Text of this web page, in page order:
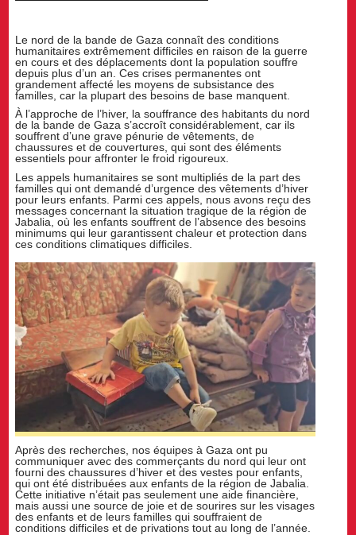
Le nord de la bande de Gaza connaît des conditions
humanitaires extrêmement difficiles en raison de la guerre
en cours et des déplacements dont la population souffre
depuis plus d’un an. Ces crises permanentes ont
grandement affecté les moyens de subsistance des
familles, car la plupart des besoins de base manquent.
À l’approche de l’hiver, la souffrance des habitants du nord
de la bande de Gaza s’accroît considérablement, car ils
souffrent d’une grave pénurie de vêtements, de
chaussures et de couvertures, qui sont des éléments
essentiels pour affronter le froid rigoureux.
Les appels humanitaires se sont multipliés de la part des
familles qui ont demandé d’urgence des vêtements d’hiver
pour leurs enfants. Parmi ces appels, nous avons reçu des
messages concernant la situation tragique de la région de
Jabalia, où les enfants souffrent de l’absence des besoins
minimums qui leur garantissent chaleur et protection dans
ces conditions climatiques difficiles.
Après des recherches, nos équipes à Gaza ont pu
communiquer avec des commerçants du nord qui leur ont
fourni des chaussures d’hiver et des vestes pour enfants,
qui ont été distribuées aux enfants de la région de Jabalia.
Cette initiative n’était pas seulement une aide financière,
mais aussi une source de joie et de sourires sur les visages
des enfants et de leurs familles qui souffraient de
conditions difficiles et de privations tout au long de l’année.